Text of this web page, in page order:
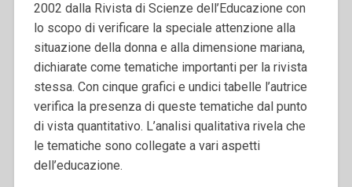
2002 dalla Rivista di Scienze dell’Educazione con
lo scopo di verificare la speciale attenzione alla
situazione della donna e alla dimensione mariana,
dichiarate come tematiche importanti per la rivista
stessa. Con cinque grafici e undici tabelle l’autrice
verifica la presenza di queste tematiche dal punto
di vista quantitativo. L’analisi qualitativa rivela che
le tematiche sono collegate a vari aspetti
dell’educazione.